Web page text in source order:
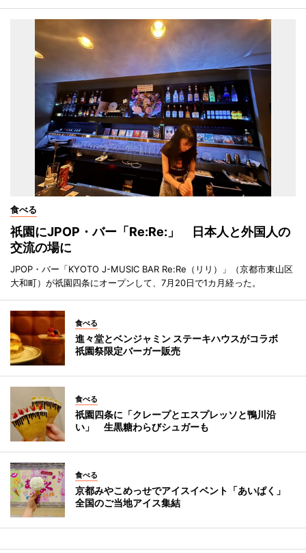
食べる
祇園にJPOP・バー「Re:Re:」 日本人と外国人の
交流の場に
JPOP・バー「KYOTO J-MUSIC BAR Re:Re（リリ）」（京都市東山区
大和町）が祇園四条にオープンして、7月20日で1カ月経った。
食べる
進々堂とベンジャミン ステーキハウスがコラボ
祇園祭限定バーガー販売
食べる
祇園四条に「クレープとエスプレッソと鴨川沿
い」 生黒糖わらびシュガーも
食べる
京都みやこめっせでアイスイベント「あいぱく」
全国のご当地アイス集結